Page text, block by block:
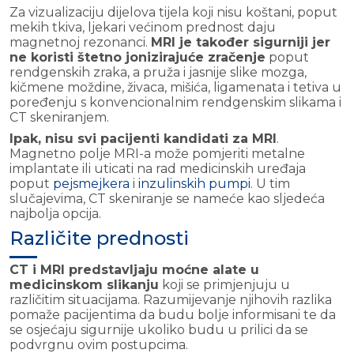
Za vizualizaciju dijelova tijela koji nisu koštani, poput
mekih tkiva, ljekari većinom prednost daju
magnetnoj rezonanci. MRI je također sigurniji jer
ne koristi štetno jonizirajuće zračenje poput
rendgenskih zraka, a pruža i jasnije slike mozga,
kičmene moždine, živaca, mišića, ligamenata i tetiva u
poređenju s konvencionalnim rendgenskim slikama i
CT skeniranjem.
Ipak, nisu svi pacijenti kandidati za MRI .
Magnetno polje MRI-a može pomjeriti metalne
implantate ili uticati na rad medicinskih uređaja
poput pejsmejkera i inzulinskih pumpi. U tim
slučajevima, CT skeniranje se nameće kao sljedeća
najbolja opcija.
Različite prednosti
CT i MRI predstavljaju moćne alate u
medicinskom slikanju koji se primjenjuju u
različitim situacijama. Razumijevanje njihovih razlika
pomaže pacijentima da budu bolje informisani te da
se osjećaju sigurnije ukoliko budu u prilici da se
podvrgnu ovim postupcima.